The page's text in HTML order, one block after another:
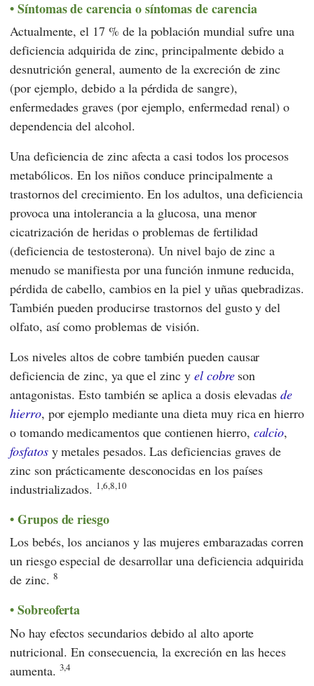
Síntomas de carencia o síntomas de carencia
Actualmente, el 17 % de la población mundial sufre una
deficiencia adquirida de zinc, principalmente debido a
desnutrición general, aumento de la excreción de zinc
(por ejemplo, debido a la pérdida de sangre),
enfermedades graves (por ejemplo, enfermedad renal) o
dependencia del alcohol.
Una deficiencia de zinc afecta a casi todos los procesos
metabólicos. En los niños conduce principalmente a
trastornos del crecimiento. En los adultos, una deficiencia
provoca una intolerancia a la glucosa, una menor
cicatrización de heridas o problemas de fertilidad
(deficiencia de testosterona). Un nivel bajo de zinc a
menudo se manifiesta por una función inmune reducida,
pérdida de cabello, cambios en la piel y uñas quebradizas.
También pueden producirse trastornos del gusto y del
olfato, así como problemas de visión.
Los niveles altos de cobre también pueden causar
deficiencia de zinc, ya que el zinc y el cobreson
antagonistas. Esto también se aplica a dosis elevadasde
hierro, por ejemplo mediante una dieta muy rica en hierro
o tomando medicamentos que contienen hierro, calcio,
fosfatosy metales pesados. Las deficiencias graves de
zinc son prácticamente desconocidas en los países
industrializados. 1,6,8,10
Grupos de riesgo
Los bebés, los ancianos y las mujeres embarazadas corren
un riesgo especial de desarrollar una deficiencia adquirida
de zinc. 8
Sobreoferta
No hay efectos secundarios debido al alto aporte
nutricional. En consecuencia, la excreción en las heces
aumenta. 3,4